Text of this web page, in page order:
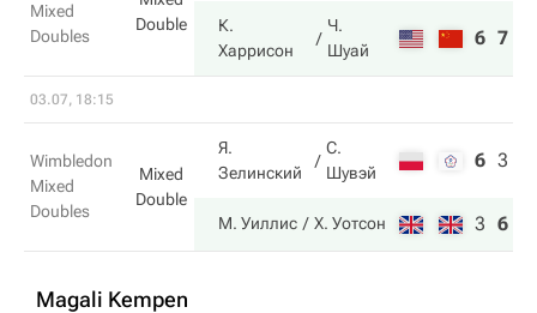
Mixed
Doubles
Double
К.
Харрисон
Ч.
Шуай
6 7
03.07, 18:15
Wimbledon
Mixed
Doubles
Mixed
Double
Я.
Зелинский
С.
Шувэй
6 3
М. Уиллис Х. Уотсон 3 6
Magali Kempen